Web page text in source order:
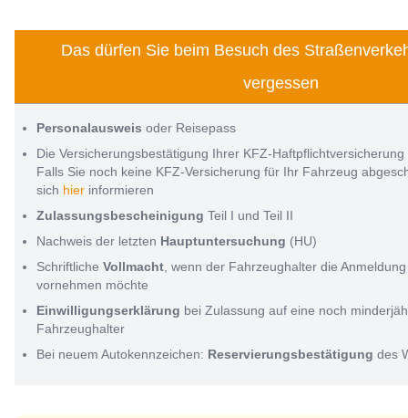
Das dürfen Sie beim Besuch des
vergessen
Personalausweis oder Reisepass
Die Versicherungsbestätigung Ihrer KFZ-
Falls Sie noch keine KFZ-Versicherung für Ihr Fahrzeug
sich hier informieren
Zulassungsbescheinigung Teil I und Teil II
Nachweis der letzten Hauptuntersuchung (HU)
Schriftliche Vollmacht , wenn der Fahrzeughalter die
vornehmen möchte
Einwilligungserklärung bei Zulassung auf eine noch
Fahrzeughalter
Bei neuem Autokennzeichen: Reservierungsbestätigung des